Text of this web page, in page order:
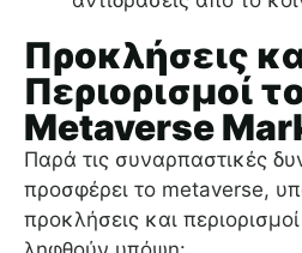
Προκλήσεις
Περιορισμοί
Metaverse
Παρά τις συναρπαστικές
προσφέρει το metaverse,
προκλήσεις και